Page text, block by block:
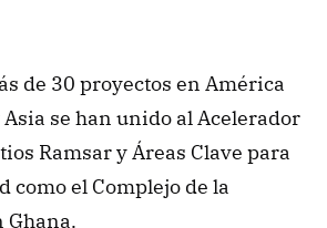
de 30 proyectos en América
se han unido al Acelerador
Ramsar y Áreas Clave para
como el Complejo de la
Ghana.